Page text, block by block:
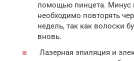
помощью пинцета. Минус
необходимо повторять
недель, так как волоски
вновь.
Лазерная эпиляция и